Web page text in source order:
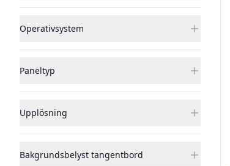
Operativsystem
Paneltyp
Upplösning
Bakgrundsbelyst tangentbord